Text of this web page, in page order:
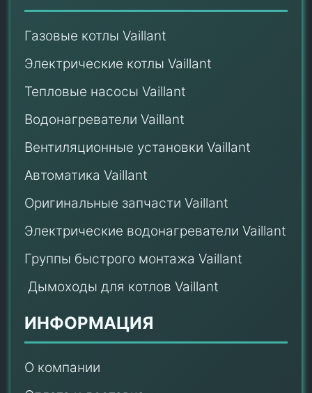
Газовые котлы Vaillant
Электрические котлы Vaillant
Тепловые насосы Vaillant
Водонагреватели Vaillant
Вентиляционные установки Vaillant
Автоматика Vaillant
Оригинальные запчасти Vaillant
Электрические водонагреватели Vaillant
Группы быстрого монтажа Vaillant
Дымоходы для котлов Vaillant
ИНФОРМАЦИЯ
О компании